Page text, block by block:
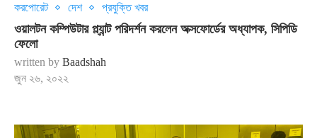
করপোরেট দেশ প্রযুক্তি খবর
ওয়ালটন কম্পিউটার প্ল্যান্ট পরিদর্শন করলেন অক্সফোর্ডের অধ্যাপক, সিপিডি
ফেলো
written by Baadshah
জুন ২৬, ২০২২